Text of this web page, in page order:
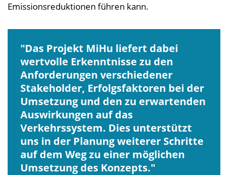
Emissionsreduktionen führen kann.
Das Projekt MiHu liefert dabei
wertvolle Erkenntnisse zu den
Anforderungen verschiedener
Stakeholder, Erfolgsfaktoren bei der
Umsetzung und den zu erwartenden
Auswirkungen auf das
Verkehrssystem. Dies unterstützt
uns in der Planung weiterer Schritte
auf dem Weg zu einer möglichen
Umsetzung des Konzepts.